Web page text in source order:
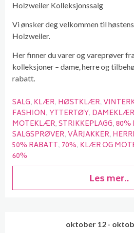
Holzweiler Kolleksjonssalg
Vi ønsker deg velkommen til
Holzweiler.
Her finner du varer og vareprøver
kolleksjoner – dame, herre og
rabatt.
SALG KLÆR HØSTKLÆR
FASHION YTTERTØY DAMEKLÆR
MOTEKLÆR STRIKKEPLAGG 80%
SALGSPRØVER VÅRJAKKER
50% RABATT 70% KLÆR OG
60%
Les mer..
oktober 12 -